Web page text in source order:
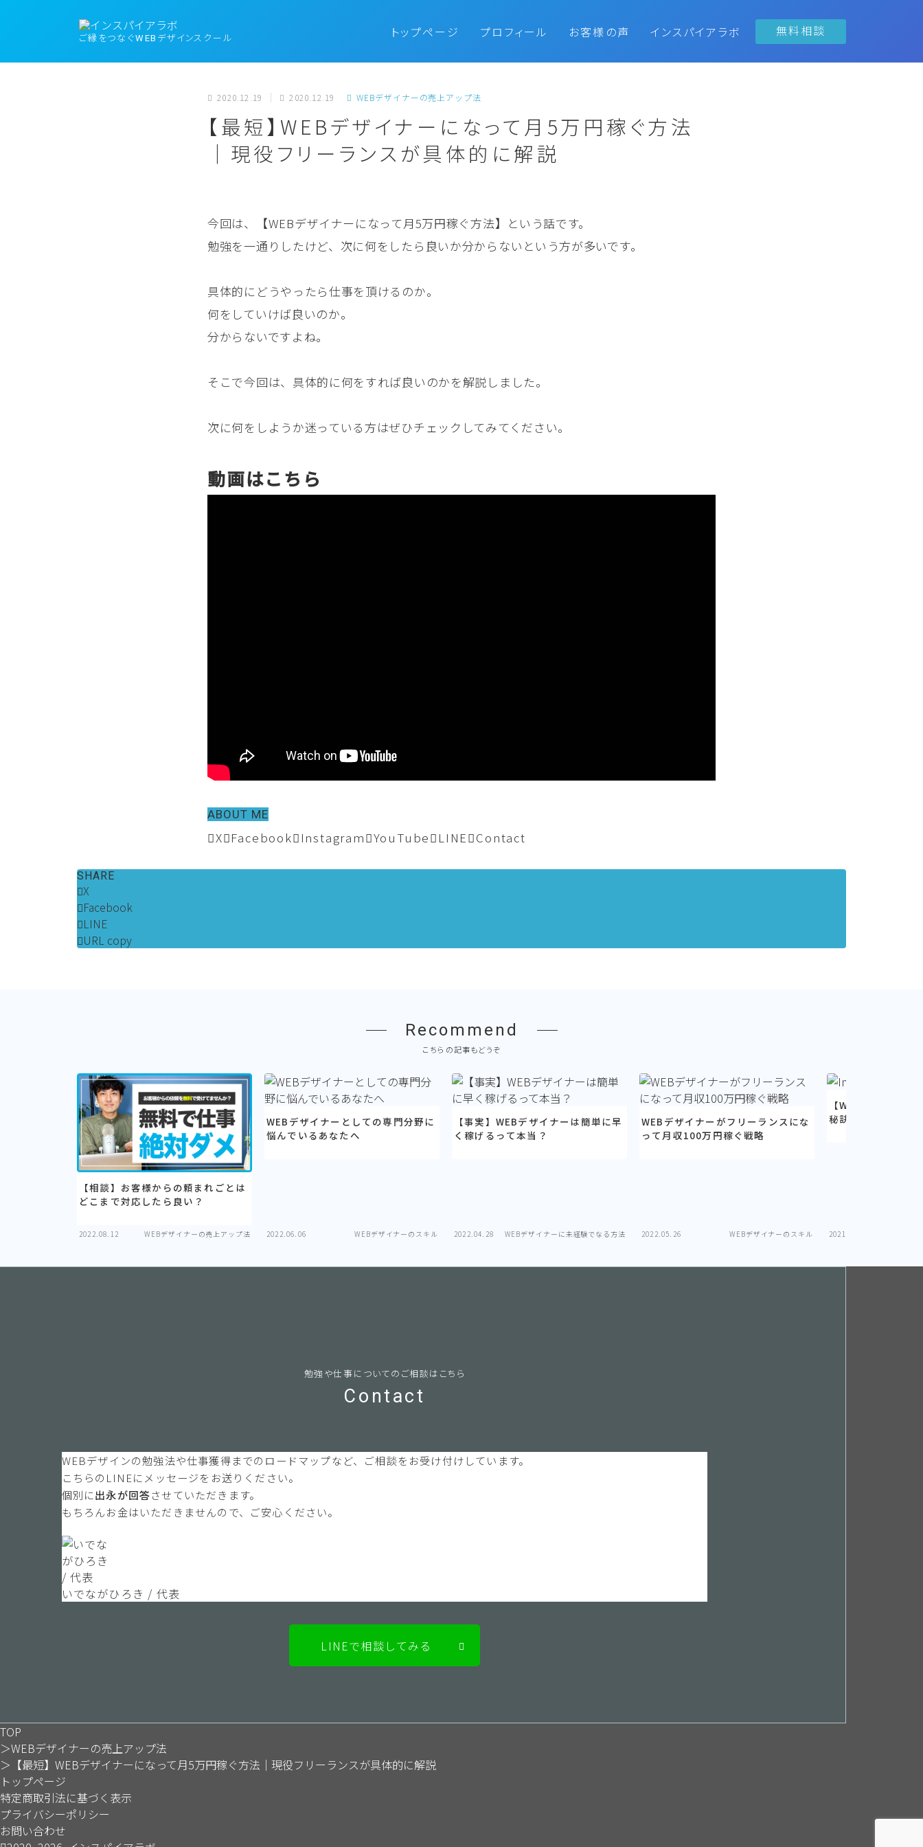
ご縁をつなぐWEBデザインスクール トップページ プロフィール お客様の声 インスパイアラボ 無料相談
2020.12.19 2020.12.19 WEBデザイナーの売上アップ法
【最短】WEBデザイナーになって月5万円稼ぐ方法
｜現役フリーランスが具体的に解説
今回は、【WEBデザイナーになって月5万円稼ぐ方法】という話です。
勉強を一通りしたけど、次に何をしたら良いか分からないという方が多いです。
具体的にどうやったら仕事を頂けるのか。
何をしていけば良いのか。
分からないですよね。
そこで今回は、具体的に何をすれば良いのかを解説しました。
次に何をしようか迷っている方はぜひチェックしてみてください。
動画はこちら
ABOUT ME
X Facebook Instagram YouTube LINE Contact
SHARE
X
Facebook
LINE
URL copy
Recommend
こちらの記事もどうぞ
【相談】お客様からの頼まれごとは
どこまで対応したら良い？
2022.08.12 WEBデザイナーの売上アップ法
WEBデザイナーとしての専門分野に
悩んでいるあなたへ
2022.06.06 WEBデザイナーのスキル
【事実】WEBデザイナーは簡単に早
く稼げるって本当？
2022.04.28 WEBデザイナーに未経験でなる方法
WEBデザイナーがフリーランスにな
って月収100万円稼ぐ戦略
2022.05.26 WEBデザイナーのスキル
【WEBデザイナー
秘訣
2021.09.17
勉強や仕事についてのご相談はこちら
Contact
WEBデザインの勉強法や仕事獲得までのロードマップなど、ご相談をお受け付けしています。
こちらのLINEにメッセージをお送りください。
個別に出永が回答させていただきます。
もちろんお金はいただきませんので、ご安心ください。
いでながひろき / 代表
LINEで相談してみる
TOP
＞WEBデザイナーの売上アップ法
＞ 【最短】WEBデザイナーになって月5万円稼ぐ方法｜現役フリーランスが具体的に解説
トップページ
特定商取引法に基づく表示
プライバシーポリシー
お問い合わせ